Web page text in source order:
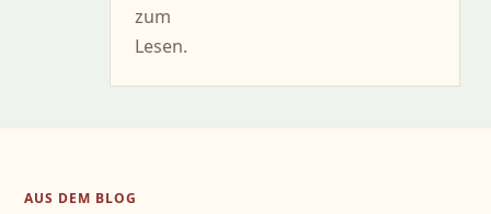
zum
Lesen.
AUS DEM BLOG